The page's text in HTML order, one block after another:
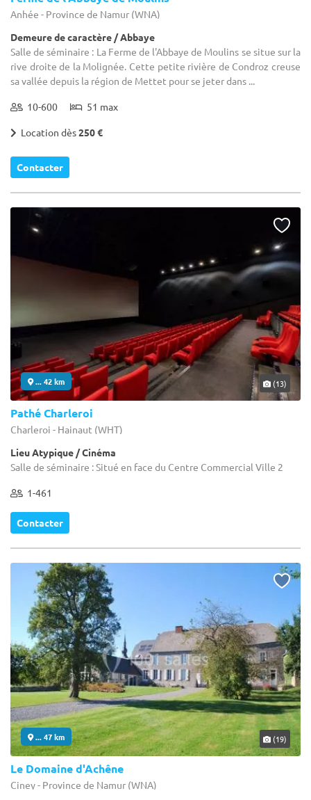
Anhée - Province de Namur (WNA)
Demeure de caractère / Abbaye
Salle de séminaire : La Ferme de l'Abbaye de Moulins se situe sur la
rive droite de la Molignée. Cette petite rivière de Condroz creuse
sa vallée depuis la région de Mettet pour se jeter dans ...
10-600 51 max
Location dès250 €
Contacter
... 42 km (13)
Pathé Charleroi
Charleroi - Hainaut (WHT)
Lieu Atypique / Cinéma
Salle de séminaire : Situé en face du Centre Commercial Ville 2
1-461
Contacter
... 47 km (19)
Le Domaine d'Achêne
Ciney - Province de Namur (WNA)